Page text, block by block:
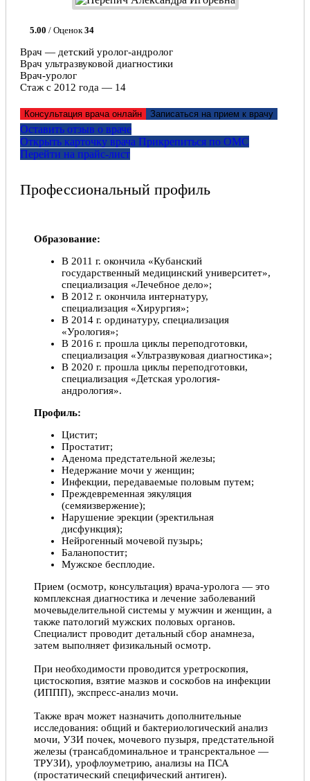
5.00 / Оценок34
Врач — детский уролог-андролог
Врач ультразвуковой диагностики
Врач-уролог
Стаж с 2012 года — 14
Консультация врача онлайн Записаться на прием к врачу
Оставить отзыв о враче
Открыть карточку врача Прикрепитьcя по ОМС
Перейти на прайс-лист
Профессиональный профиль
Образование:
В 2011 г. окончила «Кубанский
государственный медицинский университет»,
специализация «Лечебное дело»;
В 2012 г. окончила интернатуру,
специализация «Хирургия»;
В 2014 г. ординатуру, специализация
«Урология»;
В 2016 г. прошла циклы переподготовки,
специализация «Ультразвуковая диагностика»;
В 2020 г. прошла циклы переподготовки,
специализация «Детская урология-
андрология».
Профиль:
Цистит;
Простатит;
Аденома предстательной железы;
Недержание мочи у женщин;
Инфекции, передаваемые половым путем;
Преждевременная эякуляция
(семяизвержение);
Нарушение эрекции (эректильная
дисфункция);
Нейрогенный мочевой пузырь;
Баланопостит;
Мужское бесплодие.
Прием (осмотр, консультация) врача-уролога — это
комплексная диагностика и лечение заболеваний
мочевыделительной системы у мужчин и женщин, а
также патологий мужских половых органов.
Специалист проводит детальный сбор анамнеза,
затем выполняет физикальный осмотр.
При необходимости проводится уретроскопия,
цистоскопия, взятие мазков и соскобов на инфекции
(ИППП), экспресс-анализ мочи.
Также врач может назначить дополнительные
исследования: общий и бактериологический анализ
мочи, УЗИ почек, мочевого пузыря, предстательной
железы (трансабдоминальное и трансректальное —
ТРУЗИ), урофлоуметрию, анализы на ПСА
(простатический специфический антиген).